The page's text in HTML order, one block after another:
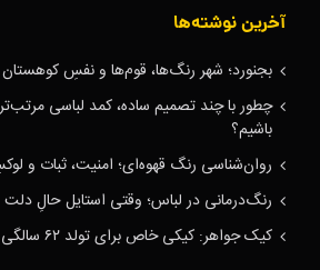
آخرین نوشته‌ها
بجنورد؛ شهر رنگ‌ها، قوم‌ها و نفسِ کوهستان
چطور با چند تصمیم ساده، کمد لباسی
باشیم؟
روان‌شناسی رنگ قهوه‌ای؛ امنیت، ثبات و
رنگ‌درمانی در لباس؛ وقتی استایل حالِ
کیک جواهر: کیکی خاص برای تولد ۶۲ سالگی نیتا آمبانی